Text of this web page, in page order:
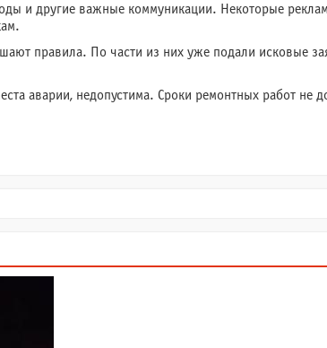
и другие важные коммуникации. Некоторые
правила. По части из них уже подали исковые
аварии, недопустима. Сроки ремонтных работ не